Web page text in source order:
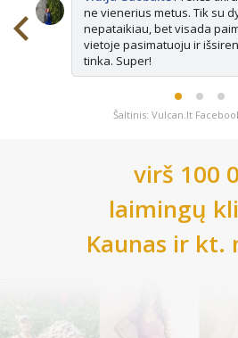
ne vienerius metus. Tik su
nepataikiau, bet visada
vietoje pasimatuoju ir
tinka. Super!
Šaltinis: Vulcan.lt
virš 100
laimingų
Kaunas ir kt.